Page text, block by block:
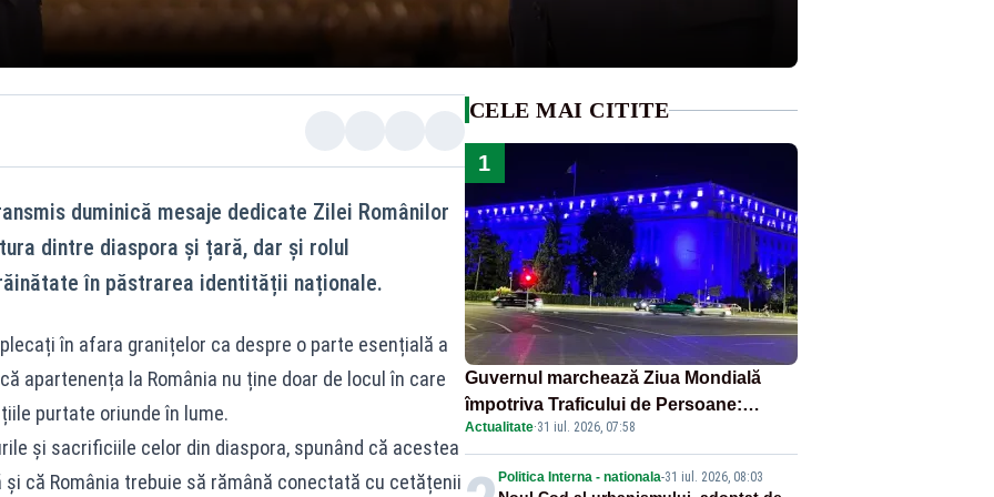
duminică mesaje dedicate Zilei Românilor
dintre diaspora și țară, dar și rolul
în păstrarea identității naționale.
în afara granițelor ca despre o parte esențială a
apartenența la România nu ține doar de locul în care
purtate oriunde în lume.
și sacrificiile celor din diaspora, spunând că acestea
că România trebuie să rămână conectată cu cetățenii
CELE MAI CITITE
1
Guvernul marchează Ziua Mondială
împotriva Traficului de Persoane:
Palatul Victoria, iluminat în albastru
Actualitate·31 iul. 2026, 07:58
Politica Interna - nationala-31 iul. 2026, 08:03